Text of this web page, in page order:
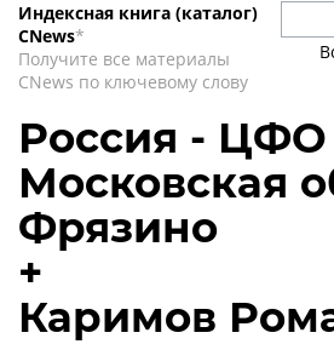
Индексная книга (каталог)
CNews*
Получите все материалы
CNews по ключевому слову
Россия - ЦФО
Московская
Фрязино
+
Каримов